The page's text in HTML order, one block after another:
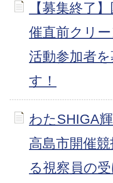
【募集終了
催直前クリ
活動参加者を
す！
わたSHIGA
高島市開催
る視察員の